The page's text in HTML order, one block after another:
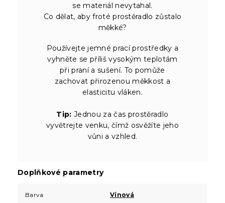
se materiál nevytahal.
Co dělat, aby froté prostěradlo zůstalo
měkké?
Používejte jemné prací prostředky a
vyhněte se příliš vysokým teplotám
při praní a sušení. To pomůže
zachovat přirozenou měkkost a
elasticitu vláken.
Tip: Jednou za čas prostěradlo
vyvětrejte venku, čímž osvěžíte jeho
vůni a vzhled.
Doplňkové parametry
Barva
Vínová